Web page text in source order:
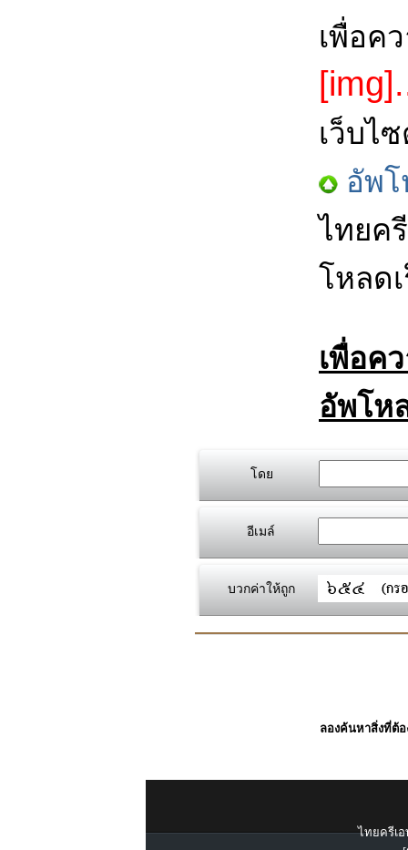
เพื่อค
เว็บไ
อัพ
ไทยค
โหลด
เพื่อค
อัพโห
โดย
อีเมล์
บวกค่าให้ถูก
ลองค้นหาสิ่งที่ต้อ
ไทยครีเอ